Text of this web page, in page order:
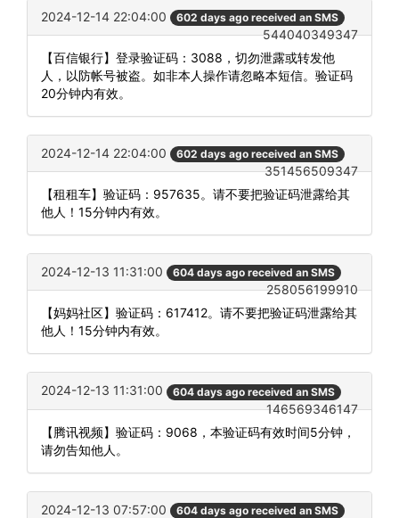
2024-12-14 22:04:00 602 days ago received an SMS
544040349347
【百信银行】登录验证码：3088，切勿泄露或转发他
人，以防帐号被盗。如非本人操作请忽略本短信。验证码
20分钟内有效。
2024-12-14 22:04:00 602 days ago received an SMS
351456509347
【租租车】验证码：957635。请不要把验证码泄露给其
他人！15分钟内有效。
2024-12-13 11:31:00 604 days ago received an SMS
258056199910
【妈妈社区】验证码：617412。请不要把验证码泄露给其
他人！15分钟内有效。
2024-12-13 11:31:00 604 days ago received an SMS
146569346147
【腾讯视频】验证码：9068，本验证码有效时间5分钟，
请勿告知他人。
2024-12-13 07:57:00 604 days ago received an SMS